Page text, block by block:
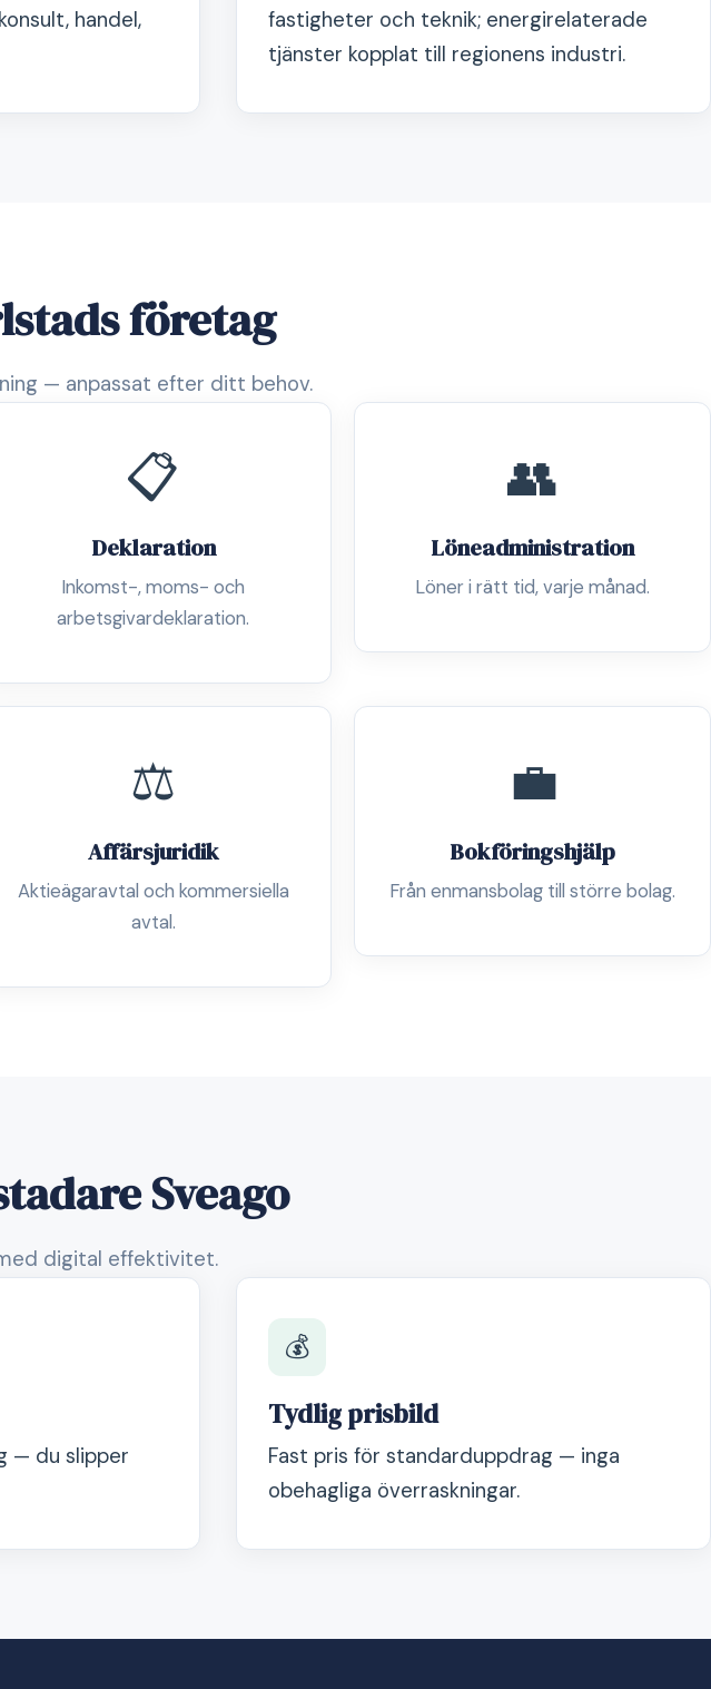
handel,
fastigheter och teknik; energirelaterade
tjänster kopplat till regionens industri.
företag
— anpassat efter ditt behov.
📋
Deklaration
Inkomst-, moms- och
arbetsgivardeklaration.
👥
Löneadministration
Löner i rätt tid, varje månad.
⚖️
Affärsjuridik
Aktieägaravtal och kommersiella
avtal.
💼
Bokföringshjälp
Från enmansbolag till större bolag.
Sveago
digital effektivitet.
— du slipper
💰
Tydlig prisbild
Fast pris för standarduppdrag — inga
obehagliga överraskningar.